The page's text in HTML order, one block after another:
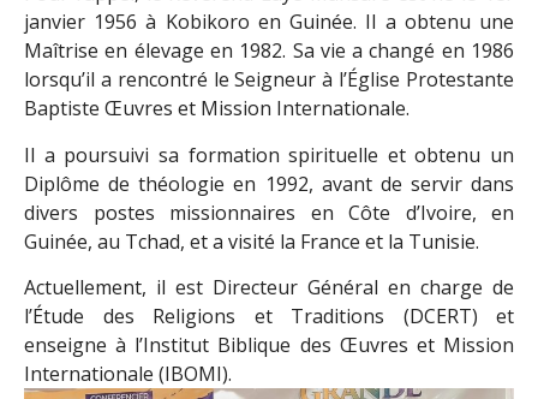
janvier 1956 à Kobikoro en Guinée. Il a obtenu une
Maîtrise en élevage en 1982. Sa vie a changé en 1986
lorsqu’il a rencontré le Seigneur à l’Église Protestante
Baptiste Œuvres et Mission Internationale.
Il a poursuivi sa formation spirituelle et obtenu un
Diplôme de théologie en 1992, avant de servir dans
divers postes missionnaires en Côte d’Ivoire, en
Guinée, au Tchad, et a visité la France et la Tunisie.
Actuellement, il est Directeur Général en charge de
l’Étude des Religions et Traditions (DCERT) et
enseigne à l’Institut Biblique des Œuvres et Mission
Internationale (IBOMI).